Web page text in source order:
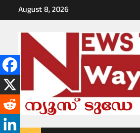
to
August 8, 2026